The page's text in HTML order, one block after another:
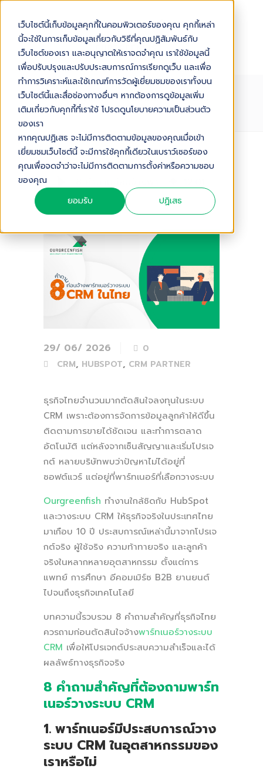
เว็บไซต์นี้เก็บข้อมูลคุกกี้ในคอมพิวเตอร์ของคุณ คุกกี้เหล่า
นี้จะใช้ในการเก็บข้อมูลเกี่ยวกับวิธีที่คุณปฏิสัมพันธ์กับ
เว็บไซต์ของเรา และอนุญาตให้เราจดจำคุณ เราใช้ข้อมูลนี้
เพื่อปรับปรุงและปรับประสบการณ์การเรียกดูเว็บ และเพื่อ
ทำการวิเคราะห์และใช้เกณฑ์การวัดผู้เยี่ยมชมของเราทั้งบน
เว็บไซต์นี้และสื่อช่องทางอื่นๆ หากต้องการดูข้อมูลเพิ่ม
เติมเกี่ยวกับคุกกี้ที่เราใช้ โปรดดูนโยบายความเป็นส่วนตัว
ของเรา
หากคุณปฏิเสธ จะไม่มีการติดตามข้อมูลของคุณเมื่อเข้า
เยี่ยมชมเว็บไซต์นี้ จะมีการใช้คุกกี้เดียวในเบราว์เซอร์ของ
คุณเพื่อจดจำว่าจะไม่มีการติดตามการตั้งค่าหรือความชอบ
ของคุณ
ยอมรับ
ปฏิเสธ
8 คำถามก่อนจ้างพาร์ทเนอร์วางระบบ
CRM ในไทย
Audio Version
29/ 06/ 2026
0
CRM, HUBSPOT, CRM PARTNER
ธุรกิจไทยจำนวนมากตัดสินใจลงทุนในระบบ
CRM เพราะต้องการจัดการข้อมูลลูกค้าให้ดีขึ้น
ติดตามการขายได้ชัดเจน และทำการตลาด
อัตโนมัติ แต่หลังจากเซ็นสัญญาและเริ่มโปรเจ
กต์ หลายบริษัทพบว่าปัญหาไม่ได้อยู่ที่
ซอฟต์แวร์ แต่อยู่ที่พาร์ทเนอร์ที่เลือกวางระบบ
Ourgreenfish ทำงานใกล้ชิดกับ HubSpot
และวางระบบ CRM ให้ธุรกิจจริงในประเทศไทย
มาเกือบ 10 ปี ประสบการณ์เหล่านี้มาจากโปรเจ
กต์จริง ผู้ใช้จริง ความท้าทายจริง และลูกค้า
จริงในหลากหลายอุตสาหกรรม ตั้งแต่การ
แพทย์ การศึกษา อีคอมเมิร์ซ B2B ยานยนต์
ไปจนถึงธุรกิจเทคโนโลยี
บทความนี้รวบรวม 8 คำถามสำคัญที่ธุรกิจไทย
ควรถามก่อนตัดสินใจจ้างพาร์ทเนอร์วางระบบ
CRM เพื่อให้โปรเจกต์ประสบความสำเร็จและได้
ผลลัพธ์ทางธุรกิจจริง
8 คำถามสำคัญที่ต้องถามพาร์ท
เนอร์วางระบบ CRM
1. พาร์ทเนอร์มีประสบการณ์วาง
ระบบ CRM ในอุตสาหกรรมของ
เราหรือไม่